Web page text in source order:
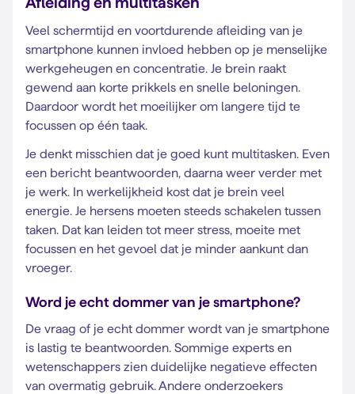
Veel schermtijd en voortdurende afleiding van je
smartphone kunnen invloed hebben op je menselijke
werkgeheugen en concentratie. Je brein raakt
gewend aan korte prikkels en snelle beloningen.
Daardoor wordt het moeilijker om langere tijd te
focussen op één taak.
Je denkt misschien dat je goed kunt multitasken. Even
een bericht beantwoorden, daarna weer verder met
je werk. In werkelijkheid kost dat je brein veel
energie. Je hersens moeten steeds schakelen tussen
taken. Dat kan leiden tot meer stress, moeite met
focussen en het gevoel dat je minder aankunt dan
vroeger.
Word je echt dommer van je smartphone?
De vraag of je echt dommer wordt van je smartphone
is lastig te beantwoorden. Sommige experts en
wetenschappers zien duidelijke negatieve effecten
van overmatig gebruik. Andere onderzoekers